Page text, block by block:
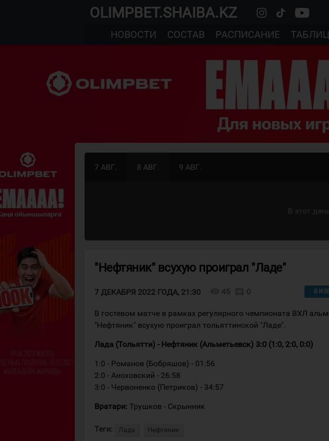
OLIMPBET.SHAIBA.KZ
НОВОСТИ
СОСТАВ РАСПИСАНИЕ
7 АВГ. 8 АВГ. 9 АВГ.
В этот
"Нефтяник" всухую проиграл "Ладе"
7 ДЕКАБРЯ 2022 ГОДА, 21:30 45 0 В
В гостевом матче в рамках регулярного чемпионата ВХЛ
"Нефтяник" всухую проиграл тольяттинской "Ладе".
Лада (Тольятти) - Нефтяник (Альметьевск) 3:0 (1:0, 2:0, 0:0)
1:0 - Романов (Бобряшов) - 01:56
2:0 - Аноховский - 26:58
3:0 - Червоненко (Петриков) - 34:57
Вратари: Трушков - Скрынник
Теги: Лада Нефтяник